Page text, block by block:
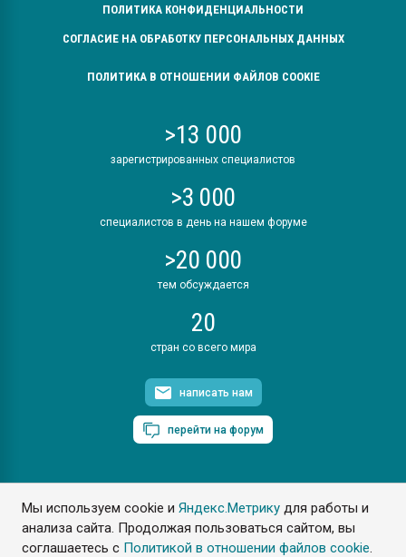
Мы используем cookie иЯндекс.Метрику для работы и
анализа сайта. Продолжая пользоваться сайтом, вы
соглашаетесь с Политикой в отношении файлов cookie.
ПОЛИТИКА КОНФИДЕНЦИАЛЬНОСТИ
СОГЛАСИЕ НА ОБРАБОТКУ ПЕРСОНАЛЬНЫХ ДАННЫХ
ПОЛИТИКА В ОТНОШЕНИИ ФАЙЛОВ COOKIE
>13 000
зарегистрированных специалистов
>3 000
специалистов в день на нашем форуме
>20 000
тем обсуждается
20
стран со всего мира
написать нам
перейти на форум
ПластЭксперт © 2006. Все права защищены
Разрешается копирование материалов сайта с обязательной
ссылкой на www.e-plastic.ru